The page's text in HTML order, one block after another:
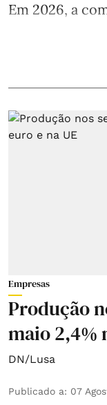
Em 2026, a
Empresas
Produção
maio 2,4%
DN/Lusa
Publicado a: 07